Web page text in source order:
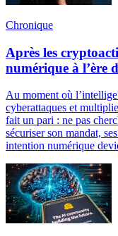
Chronique
Après les
numérique à l’ère
Au moment où
cyberattaques et
fait un pari : ne pas
sécuriser son mandat,
intention numérique